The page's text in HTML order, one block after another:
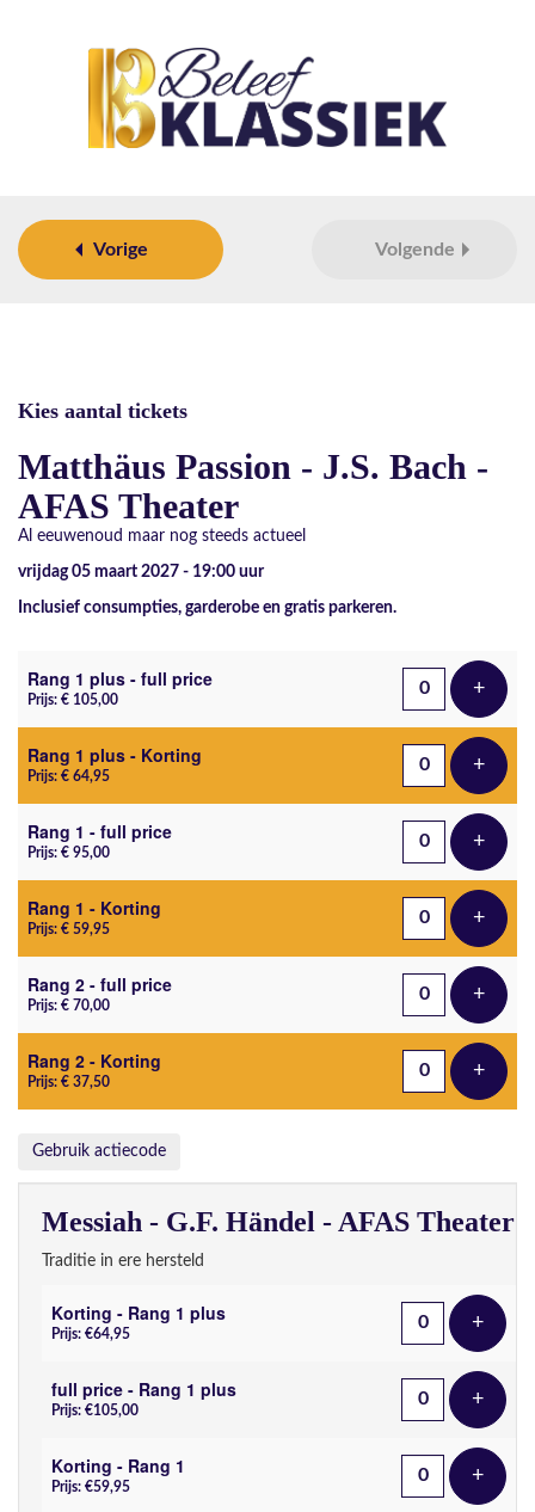
Vorige Volgende
Kies aantal tickets
Matthäus Passion - J.S. Bach -
AFAS Theater
Al eeuwenoud maar nog steeds actueel
vrijdag 05 maart 2027 - 19:00 uur
Inclusief consumpties, garderobe en gratis parkeren.
Rang 1 plus - full price
Prijs: € 105,00 +Voeg
Rang 1 plus - Korting
Prijs: € 64,95 +Voeg
Rang 1 - full price
Prijs: € 95,00 +Voeg
Rang 1 - Korting
Prijs: € 59,95 +Voeg
Rang 2 - full price
Prijs: € 70,00 +Voeg
Rang 2 - Korting
Prijs: € 37,50 +Voeg
Gebruik actiecode
Messiah - G.F. Händel - AFAS Theater
Traditie in ere hersteld
Korting - Rang 1 plus
Prijs: €64,95 +Voeg
full price - Rang 1 plus
Prijs: €105,00 +Voeg
Korting - Rang 1
Prijs: €59,95 +Voeg